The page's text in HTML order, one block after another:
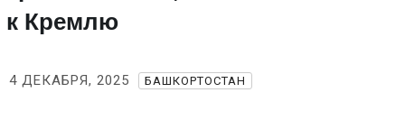
к Кремлю
4 ДЕКАБРЯ, 2025 БАШКОРТОСТАН